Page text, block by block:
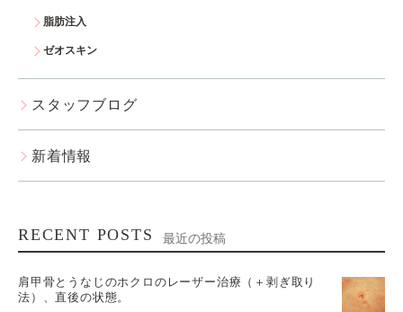
脂肪注入
ゼオスキン
スタッフブログ
新着情報
RECENT POSTS 最近の投稿
肩甲骨とうなじのホクロのレーザー治療（＋剥ぎ取り
法）、直後の状態。